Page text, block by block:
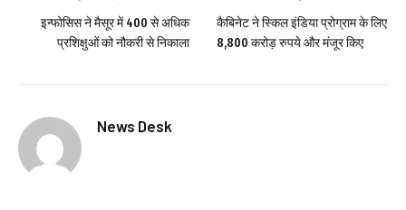
इन्फोसिस ने मैसूर में 400 से अधिक
प्रशिक्षुओं को नौकरी से निकाला
कैबिनेट ने स्किल इंडिया प्रोग्राम के लिए
8,800 करोड़ रुपये और मंजूर किए
News Desk